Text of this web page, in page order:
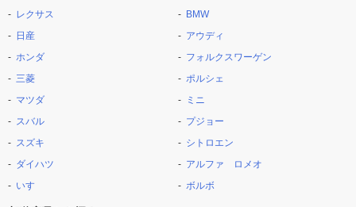
レクサス
日産
ホンダ
三菱
マツダ
スバル
スズキ
ダイハツ
いすゞ
BMW
アウディ
フォルクスワーゲン
ポルシェ
ミニ
プジョー
シトロエン
アルファ ロメオ
ボルボ